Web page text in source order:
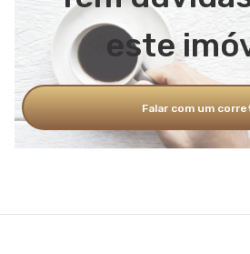
este
Falar com um